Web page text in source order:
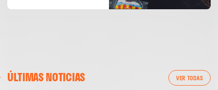
ÚLTIMAS NOTICIAS VER TODAS